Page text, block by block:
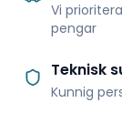
Vi
pengar
Teknisk
Kunnig